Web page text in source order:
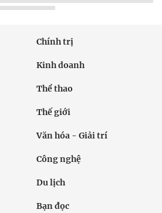
Chính trị
Kinh doanh
Thể thao
Thế giới
Văn hóa - Giải trí
Công nghệ
Du lịch
Bạn đọc